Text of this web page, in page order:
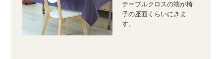
テーブルクロスの端が椅
子の座面くらいにきま
す。